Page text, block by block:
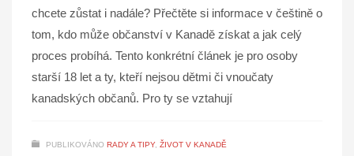
chcete zůstat i nadále? Přečtěte si informace v češtině o
tom, kdo může občanství v Kanadě získat a jak celý
proces probíhá. Tento konkrétní článek je pro osoby
starší 18 let a ty, kteří nejsou dětmi či vnoučaty
kanadských občanů. Pro ty se vztahují
PUBLIKOVÁNO RADY A TIPY, ŽIVOT V KANADĚ